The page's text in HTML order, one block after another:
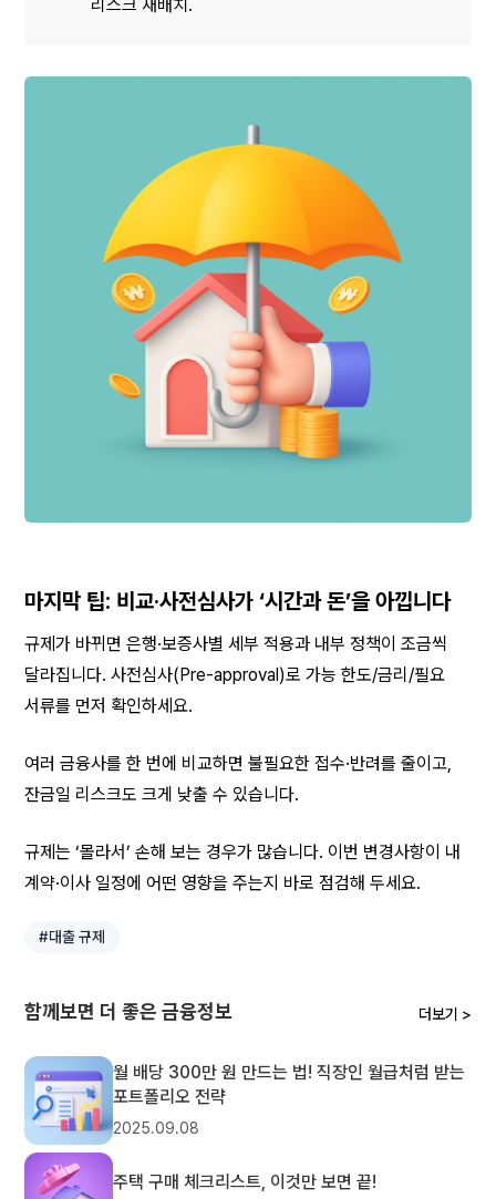
리스크 재배치.
마지막 팁: 비교·사전심사가 ‘시간과 돈’을 아낍니다
규제가 바뀌면 은행·보증사별 세부 적용과 내부 정책이 조금씩
달라집니다. 사전심사(Pre-approval)로 가능 한도/금리/필요
서류를 먼저 확인하세요.
여러 금융사를 한 번에 비교하면 불필요한 접수·반려를 줄이고,
잔금일 리스크도 크게 낮출 수 있습니다.
규제는 ‘몰라서’ 손해 보는 경우가 많습니다. 이번 변경사항이 내
계약·이사 일정에 어떤 영향을 주는지 바로 점검해 두세요.
#대출 규제
함께보면 더 좋은 금융정보 더보기 >
월 배당 300만 원 만드는 법! 직장인 월급처럼 받는
포트폴리오 전략
2025.09.08
주택 구매 체크리스트, 이것만 보면 끝!